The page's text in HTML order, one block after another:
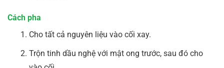
Cách pha
Cho tất cả nguyên liệu vào cối xay.
Trộn tinh dầu nghệ với mật ong trước, sau đó cho